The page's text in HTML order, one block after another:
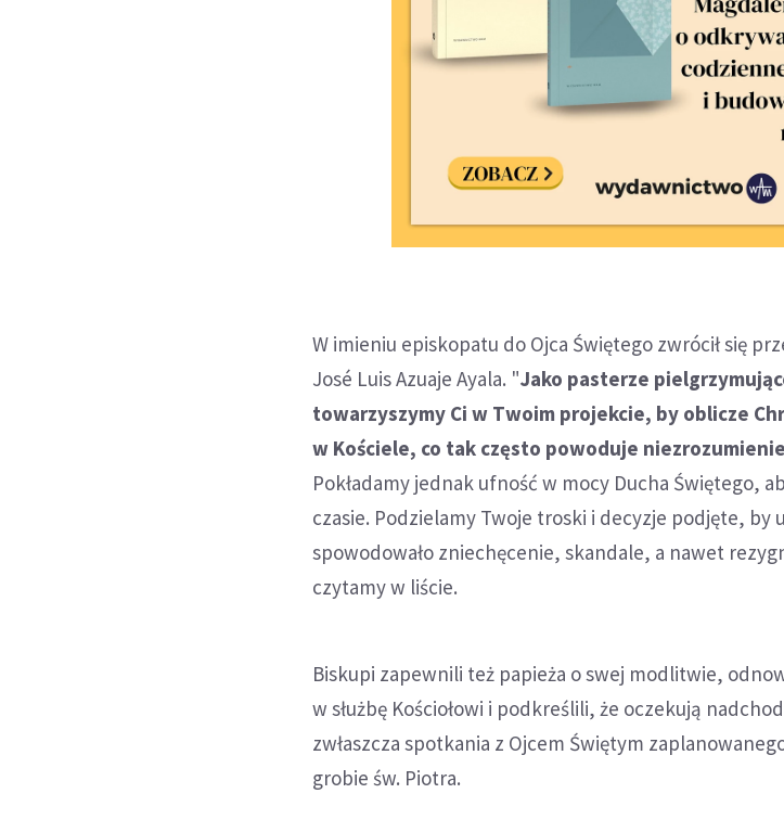
W imieniu episkopatu do Ojca Świętego zwrócił się
José Luis Azuaje Ayala. "Jako pasterze
towarzyszymy Ci w Twoim projekcie, by oblicze
w Kościele, co tak często powoduje
Pokładamy jednak ufność w mocy Ducha Świętego,
czasie. Podzielamy Twoje troski i decyzje podjęte, by
spowodowało zniechęcenie, skandale, a nawet
czytamy w liście.
Biskupi zapewnili też papieża o swej modlitwie,
w służbę Kościołowi i podkreślili, że oczekują
zwłaszcza spotkania z Ojcem Świętym
grobie św. Piotra.